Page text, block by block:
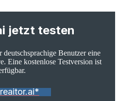
jetzt testen
Benutzer eine
Eine kostenlose Testversion ist